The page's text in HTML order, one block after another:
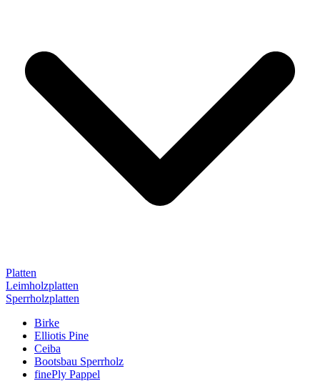
Platten
Leimholzplatten
Sperrholzplatten
Birke
Elliotis Pine
Ceiba
Bootsbau Sperrholz
finePly Pappel